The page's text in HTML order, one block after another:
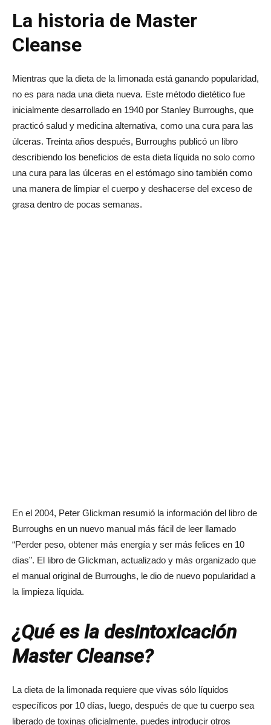
La historia de Master
Cleanse
Mientras que la dieta de la limonada está ganando popularidad,
no es para nada una dieta nueva. Este método dietético fue
inicialmente desarrollado en 1940 por Stanley Burroughs, que
practicó salud y medicina alternativa, como una cura para las
úlceras. Treinta años después, Burroughs publicó un libro
describiendo los beneficios de esta dieta líquida no solo como
una cura para las úlceras en el estómago sino también como
una manera de limpiar el cuerpo y deshacerse del exceso de
grasa dentro de pocas semanas.
En el 2004, Peter Glickman resumió la información del libro de
Burroughs en un nuevo manual más fácil de leer llamado
“Perder peso, obtener más energía y ser más felices en 10
días”. El libro de Glickman, actualizado y más organizado que
el manual original de Burroughs, le dio de nuevo popularidad a
la limpieza líquida.
¿Qué es la desintoxicación
Master Cleanse?
La dieta de la limonada requiere que vivas sólo líquidos
específicos por 10 días, luego, después de que tu cuerpo sea
liberado de toxinas oficialmente, puedes introducir otros